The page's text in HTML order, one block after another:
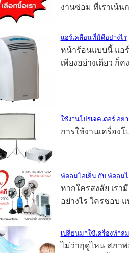
งานซ่อม ที่เราเน้น
แอร์เคลื่อนที่มีดีอย่างไร
หน้าร้อนแบบนี้ แอ
เพียงอย่างเดียว ก็คง
ใช้งานโปรเจคเตอร์ อย่
การใช้งานเครื่องโ
พัดลมไอเย็น กับ พัดลม
หากใครสงสัย เรา
อย่างไร ใครชอบ
เปลี่ยนมาใช้เครื่องทำล
ไม่ว่าฤดูไหน สภาพ